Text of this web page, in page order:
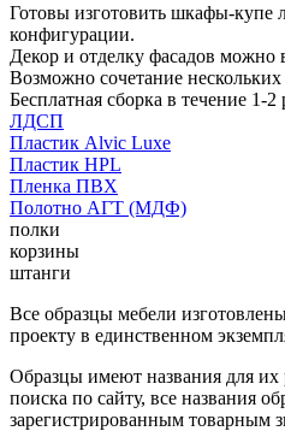
Готовы изготовить шкафы-купе
конфигурации.
Декор и отделку фасадов можно
Возможно сочетание
Бесплатная сборка в течение 1-2
ЛДСП
Пластик Alvic Luxe
Пластик HPL
Пленка ПВХ
Полотно АГТ (МДФ)
полки
корзины
штанги
Все образцы мебели
проекту в единственном
Образцы имеют названия для их
поиска по сайту, все названия
зарегистрированным товарным